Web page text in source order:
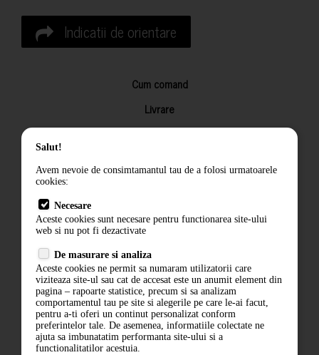
Indicatii de orientare
Cum comand
Livrare
Returnarea produselor
Termeni si conditii
Politica de confidentialitate
ANPC
Salut!
Avem nevoie de consimtamantul tau de a folosi urmatoarele
cookies:
Necesare
Aceste cookies sunt necesare pentru functionarea site-ului
web si nu pot fi dezactivate
De masurare si analiza
Aceste cookies ne permit sa numaram utilizatorii care
viziteaza site-ul sau cat de accesat este un anumit element din
pagina – rapoarte statistice, precum si sa analizam
comportamentul tau pe site si alegerile pe care le-ai facut,
pentru a-ti oferi un continut personalizat conform
preferintelor tale. De asemenea, informatiile colectate ne
ajuta sa imbunatatim performanta site-ului si a
functionalitatilor acestuia.